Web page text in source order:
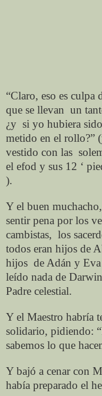
“Claro, eso es culpa
que se llevan un
¿y si yo hubiera
metido en el rollo?”
vestido con las
el efod y sus 12 ‘
).
Y el buen muchacho,
sentir pena por los
cambistas, los
todos eran hijos de
hijos de Adán y Eva
leído nada de
Padre celestial.
Y el Maestro habría
solidario, pidiendo:
sabemos lo que
Y bajó a cenar con
había preparado el